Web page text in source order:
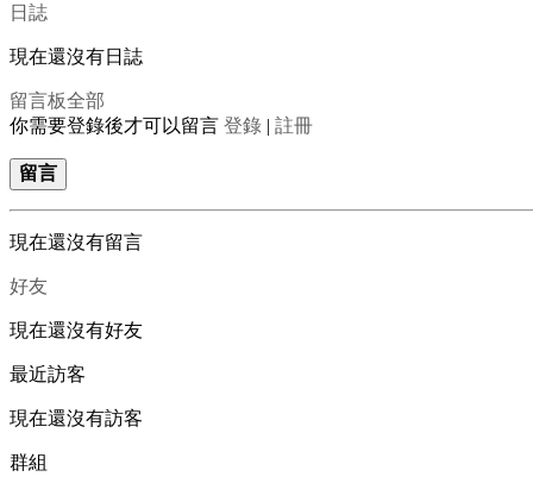
日誌
現在還沒有日誌
留言板全部
你需要登錄後才可以留言 登錄 | 註冊
留言
現在還沒有留言
好友
現在還沒有好友
最近訪客
現在還沒有訪客
群組